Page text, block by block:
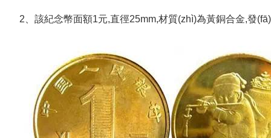
2、該紀念幣面額1元,直徑25mm,材質(zhì)為黃銅合金,發(fā)行